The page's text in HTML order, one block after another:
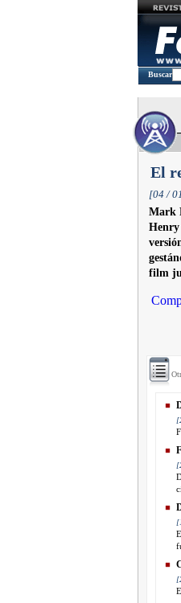
Buscar
El
[04 /
Mark
Henry
film